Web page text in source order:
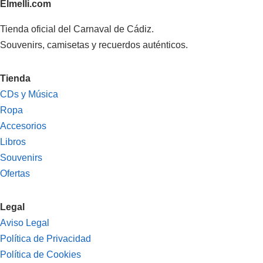
Elmelli.com
Tienda oficial del Carnaval de Cádiz.
Souvenirs, camisetas y recuerdos auténticos.
Tienda
CDs y Música
Ropa
Accesorios
Libros
Souvenirs
Ofertas
Legal
Aviso Legal
Política de Privacidad
Política de Cookies